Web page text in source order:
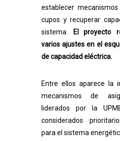
establecer
cupos y recuperar
sistema.
El proyecto
varios ajustes en el
de capacidad eléctrica.
Entre ellos aparece la
mecanismos de
liderados por la
considerados
para el sistema